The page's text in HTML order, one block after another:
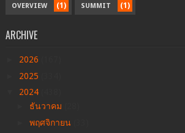
OVERVIEW (1) SUMMIT (1)
ARCHIVE
2026
2025
2024
ธันวาคม
พฤศจิกายน